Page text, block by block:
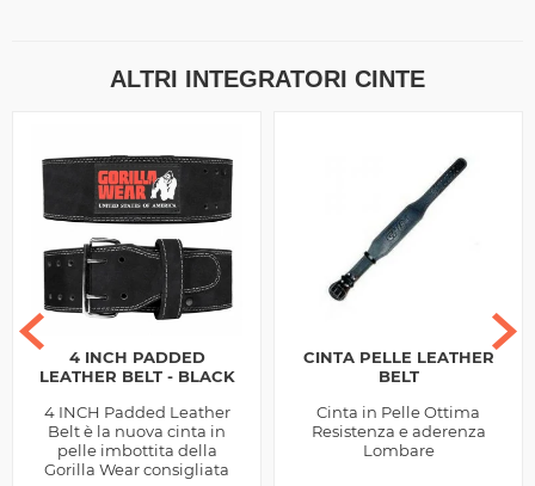
ALTRI INTEGRATORI CINTE
4 INCH PADDED
LEATHER BELT - BLACK
4 INCH Padded Leather
Belt è la nuova cinta in
pelle imbottita della
Gorilla Wear consigliata
CINTA PELLE LEATHER
BELT
Cinta in Pelle Ottima
Resistenza e aderenza
Lombare